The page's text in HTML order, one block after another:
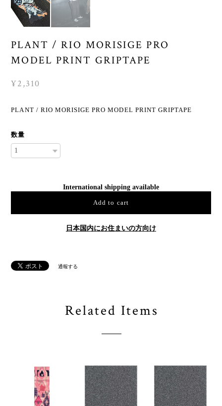
PLANT / RIO MORISIGE PRO
MODEL PRINT GRIPTAPE
¥2,310
PLANT / RIO MORISIGE PRO MODEL PRINT GRIPTAPE
数量
International shipping available
Add to cart
日本国内にお住まいの方向け
通報する
Related Items